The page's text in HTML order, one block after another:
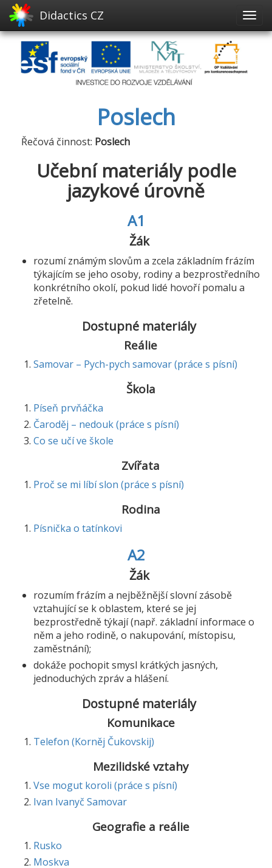
Didactics CZ
Poslech
Řečová činnost: Poslech
Učební materiály podle
jazykové úrovně
A1
Žák
rozumí známým slovům a zcela základním frázím
týkajícím se jeho osoby, rodiny a bezprostředního
konkrétního okolí, pokud lidé hovoří pomalu a
zřetelně.
Dostupné materiály
Reálie
Samovar – Pych-pych samovar (práce s písní)
Škola
Píseň prvňáčka
Čaroděj – nedouk (práce s písní)
Co se učí ve škole
Zvířata
Proč se mi líbí slon (práce s písní)
Rodina
Písnička o tatínkovi
A2
Žák
rozumím frázím a nejběžnější slovní zásobě
vztahující se k oblastem, které se jej
bezprostředně týkají (např. základní informace o
něm a jeho rodině, o nakupování, místopisu,
zaměstnání);
dokáže pochopit smysl krátkých jasných,
jednoduchých zpráv a hlášení.
Dostupné materiály
Komunikace
Telefon (Korněj Čukovskij)
Mezilidské vztahy
Vse mogut koroli (práce s písní)
Ivan Ivanyč Samovar
Geografie a reálie
Rusko
Moskva